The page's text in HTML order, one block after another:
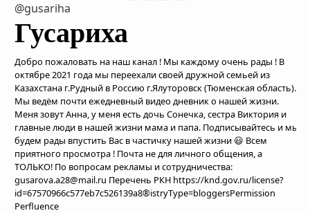
@gusariha
Гусариха
Добро пожаловать на наш канал ! Мы каждому очень рады ! В
октябре 2021 года мы переехали своей дружной семьей из
Казахстана г.Рудный в Россию г.Ялуторовск (Тюменская область).
Мы ведём почти ежедневный видео дневник о нашей жизни.
Меня зовут Анна, у меня есть дочь Сонечка, сестра Виктория и
главные люди в нашей жизни мама и папа. Подписывайтесь и мы
будем рады впустить Вас в частичку нашей жизни 😃 Всем
приятного просмотра ! Почта не для личного общения, а
ТОЛЬКО! По вопросам рекламы и сотрудничества:
gusarova.a28@mail.ru Перечень РКН https://knd.gov.ru/license?
id=67570966c577eb7c526139a8®istryType=bloggersPermission
Perfluence